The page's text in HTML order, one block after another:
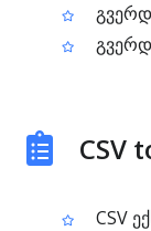
CSV
CSV